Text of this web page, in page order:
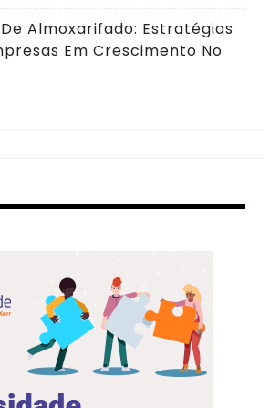
Almoxarifado: Estratégias
Em Crescimento No